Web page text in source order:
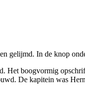
gelijmd. In de knop
Het boogvormig
De kapitein was